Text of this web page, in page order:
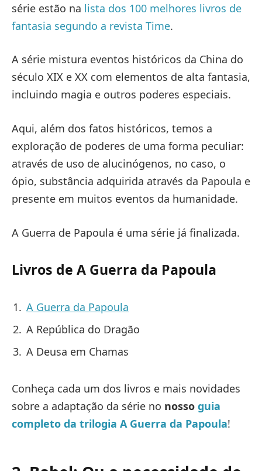
série estão na lista dos 100 melhores livros de
fantasia segundo a revista Time.
A série mistura eventos históricos da China do
século XIX e XX com elementos de alta fantasia,
incluindo magia e outros poderes especiais.
Aqui, além dos fatos históricos, temos a
exploração de poderes de uma forma peculiar:
através de uso de alucinógenos, no caso, o
ópio, substância adquirida através da Papoula e
presente em muitos eventos da humanidade.
A Guerra de Papoula é uma série já finalizada.
Livros de A Guerra da Papoula
A Guerra da Papoula
A República do Dragão
A Deusa em Chamas
Conheça cada um dos livros e mais novidades
sobre a adaptação da série no nosso guia
completo da trilogia A Guerra da Papoula!